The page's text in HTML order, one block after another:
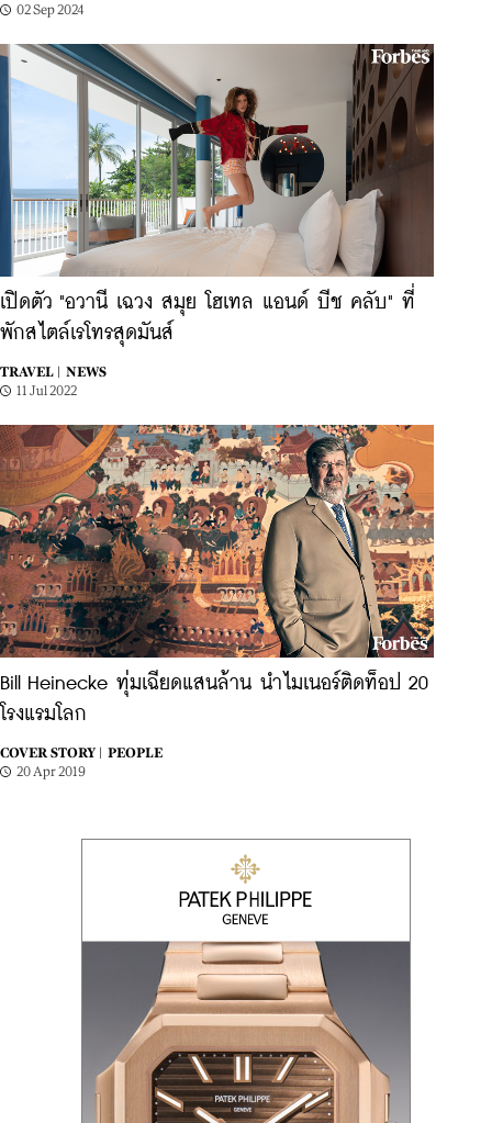
02 Sep 2024
เปิดตัว "อวานี เฉวง สมุย โฮเทล แอนด์ บีช คลับ" ที่
พักสไตล์เรโทรสุดมันส์
TRAVEL |
NEWS
11 Jul 2022
Bill Heinecke ทุ่มเฉียดแสนล้าน นำไมเนอร์ติดท็อป 20
โรงแรมโลก
COVER STORY |
PEOPLE
20 Apr 2019